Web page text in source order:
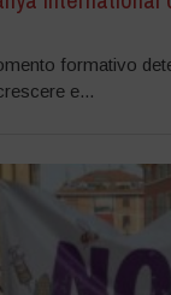
formativo
e...